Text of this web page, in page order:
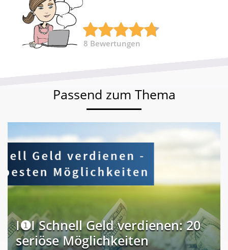
8 Bewertungen
Passend zum Thema
I❶I Schnell Geld verdienen: 20
seriöse Möglichkeiten